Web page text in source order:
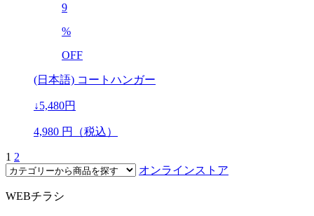
9
%
OFF
(日本語) コートハンガー
↓5,480円
4,980 円（税込）
1 2
オンラインストア
WEBチラシ